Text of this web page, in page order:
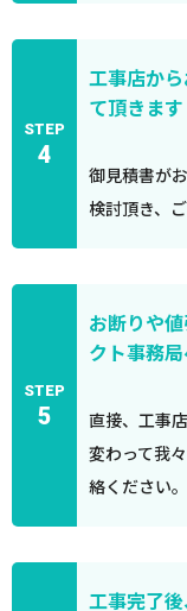
STEP
4
工事店か
て頂きます
御見積書が
検討頂き、
STEP
5
お断りや
クト事務
直接、工事
変わって我
絡ください。
工事完了